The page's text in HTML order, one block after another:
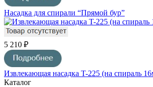
Насадка для спирали “Прямой бур”
5 210 ₽
Извлекающая насадка T-225 (на спираль
Каталог